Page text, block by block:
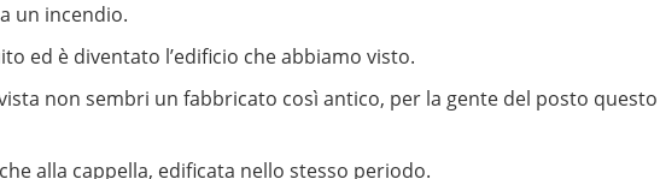
un incendio.
ed è diventato l’edificio che abbiamo visto.
non sembri un fabbricato così antico, per la gente del posto questo
alla cappella, edificata nello stesso periodo.